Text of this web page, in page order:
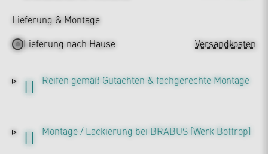
Lieferung & Montage
Lieferung nach Hause
Versandkosten
Reifen gemäß Gutachten & fachgerechte Montage
Montage / Lackierung bei BRABUS [Werk Bottrop]